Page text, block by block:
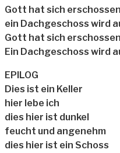
Gott hat sich erschossen
ein Dachgeschoss wird
Gott hat sich erschossen
Ein Dachgeschoss wird
EPILOG
Dies ist ein Keller
hier lebe ich
dies hier ist dunkel
feucht und angenehm
dies hier ist ein Schoss